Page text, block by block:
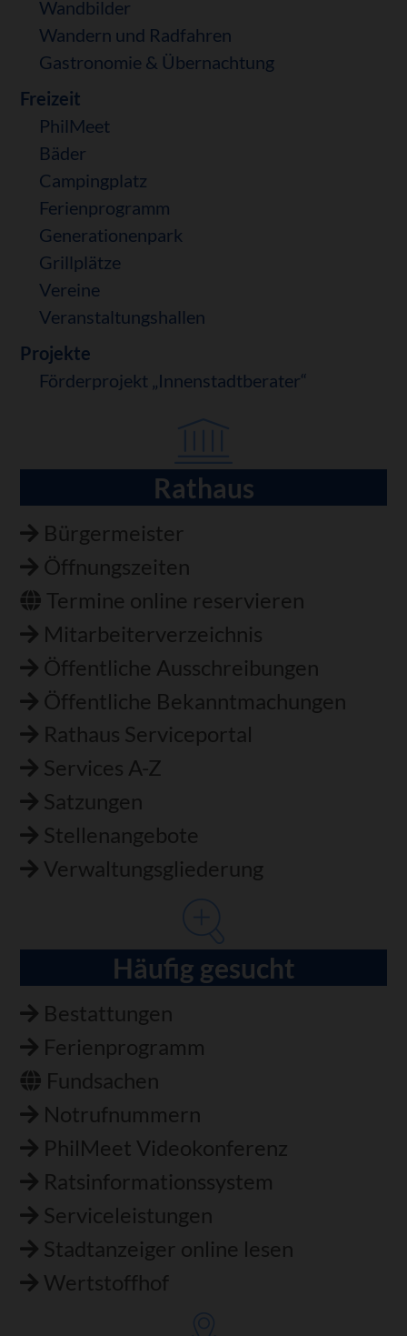
Wandbilder
Wandern und Radfahren
Gastronomie & Übernachtung
Freizeit
PhilMeet
Bäder
Campingplatz
Ferienprogramm
Generationenpark
Grillplätze
Vereine
Veranstaltungshallen
Projekte
Förderprojekt „Innenstadtberater“
Rathaus
Bürgermeister
Öffnungszeiten
Termine online reservieren
Mitarbeiterverzeichnis
Öffentliche Ausschreibungen
Öffentliche Bekanntmachungen
Rathaus Serviceportal
Services A-Z
Satzungen
Stellenangebote
Verwaltungsgliederung
Häufig gesucht
Bestattungen
Ferienprogramm
Fundsachen
Notrufnummern
PhilMeet Videokonferenz
Ratsinformationssystem
Serviceleistungen
Stadtanzeiger online lesen
Wertstoffhof